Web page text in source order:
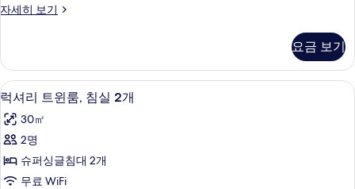
터
모
기
자세히 보기
Standard
세
히
보
기
요금 보기
럭
셔
리
트
윈
럭셔리 트윈룸, 침실 2개 | 객실 내 금
9
럭셔리 트윈룸, 침실 2개
30㎡
2명
슈퍼싱글침대 2개
무료 WiFi